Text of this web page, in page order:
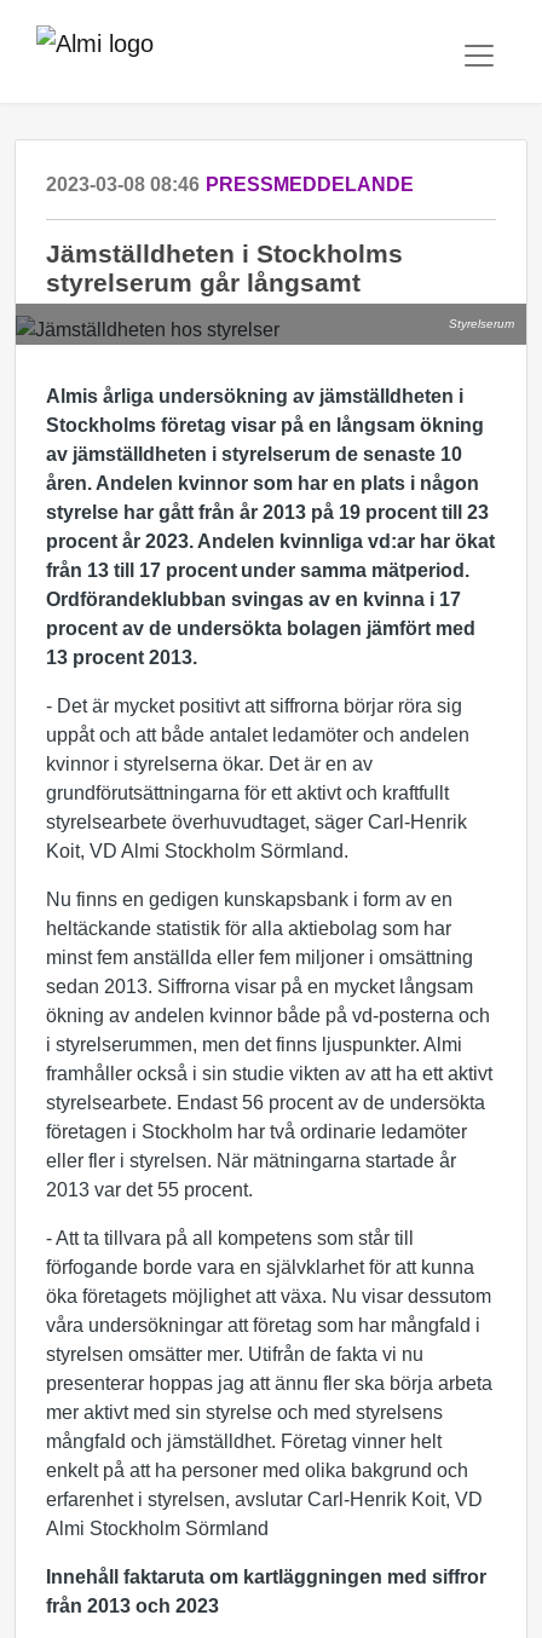
2023-03-08 08:46 PRESSMEDDELANDE
Jämställdheten i Stockholms
styrelserum går långsamt
Styrelserum
Almis årliga undersökning av jämställdheten i
Stockholms företag visar på en långsam ökning
av jämställdheten i styrelserum de senaste 10
åren. Andelen kvinnor som har en plats i någon
styrelse har gått från år 2013 på 19 procent till 23
procent år 2023. Andelen kvinnliga vd:ar har ökat
från 13 till 17 procent under samma mätperiod.
Ordförandeklubban svingas av en kvinna i 17
procent av de undersökta bolagen jämfört med
13 procent 2013.
- Det är mycket positivt att siffrorna börjar röra sig
uppåt och att både antalet ledamöter och andelen
kvinnor i styrelserna ökar. Det är en av
grundförutsättningarna för ett aktivt och kraftfullt
styrelsearbete överhuvudtaget, säger Carl-Henrik
Koit, VD Almi Stockholm Sörmland.
Nu finns en gedigen kunskapsbank i form av en
heltäckande statistik för alla aktiebolag som har
minst fem anställda eller fem miljoner i omsättning
sedan 2013. Siffrorna visar på en mycket långsam
ökning av andelen kvinnor både på vd-posterna och
i styrelserummen, men det finns ljuspunkter. Almi
framhåller också i sin studie vikten av att ha ett aktivt
styrelsearbete. Endast56 procentav de undersökta
företagen i Stockholm har två ordinarie ledamöter
eller fler i styrelsen. När mätningarna startade år
2013 var det 55 procent.
- Att ta tillvara på all kompetens som står till
förfogande borde vara en självklarhet för att kunna
öka företagets möjlighet att växa. Nu visar dessutom
våra undersökningar att företag som har mångfald i
styrelsen omsätter mer. Utifrån de fakta vi nu
presenterar hoppas jag att ännu fler ska börja arbeta
mer aktivt med sin styrelse och med styrelsens
mångfald och jämställdhet. Företag vinner helt
enkelt på att ha personer med olika bakgrund och
erfarenhet i styrelsen, avslutar Carl-Henrik Koit, VD
Almi Stockholm Sörmland
Innehåll faktaruta om kartläggningen med siffror
från 2013 och 2023